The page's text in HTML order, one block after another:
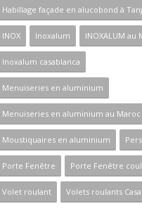
Habillage façade en alucobond à
INOX Inoxalum INOXALUM au
Inoxalum casablanca
Menuiseries en aluminium
Menuiseries en aluminium au Maroc
Moustiquaires en aluminium
Porte Fenêtre Porte Fenêtre
Volet roulant Volets roulants